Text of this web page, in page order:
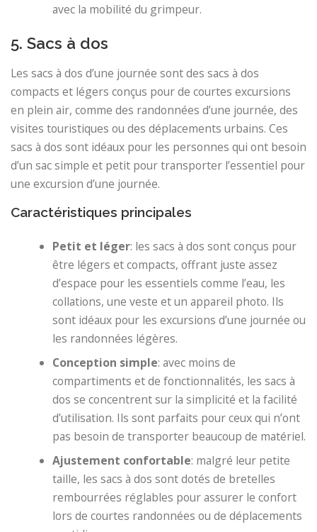
avec la mobilité du grimpeur.
5. Sacs à dos
Les sacs à dos d’une journée sont des sacs à dos
compacts et légers conçus pour de courtes excursions
en plein air, comme des randonnées d’une journée, des
visites touristiques ou des déplacements urbains. Ces
sacs à dos sont idéaux pour les personnes qui ont besoin
d’un sac simple et petit pour transporter l’essentiel pour
une excursion d’une journée.
Caractéristiques principales
Petit et léger: les sacs à dos sont conçus pour
être légers et compacts, offrant juste assez
d’espace pour les essentiels comme l’eau, les
collations, une veste et un appareil photo. Ils
sont idéaux pour les excursions d’une journée ou
les randonnées légères.
Conception simple: avec moins de
compartiments et de fonctionnalités, les sacs à
dos se concentrent sur la simplicité et la facilité
d’utilisation. Ils sont parfaits pour ceux qui n’ont
pas besoin de transporter beaucoup de matériel.
Ajustement confortable: malgré leur petite
taille, les sacs à dos sont dotés de bretelles
rembourrées réglables pour assurer le confort
lors de courtes randonnées ou de déplacements